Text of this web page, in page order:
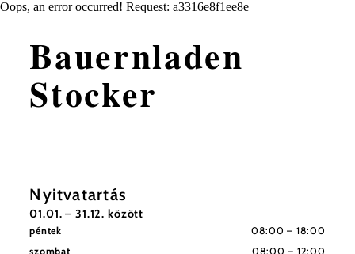
Oops, an error occurred! Request: a3316e8f1ee8e
Bauernladen
Stocker
Nyitvatartás
01.01. – 31.12. között
péntek
08:00 – 18:00
szombat
08:00 – 12:00